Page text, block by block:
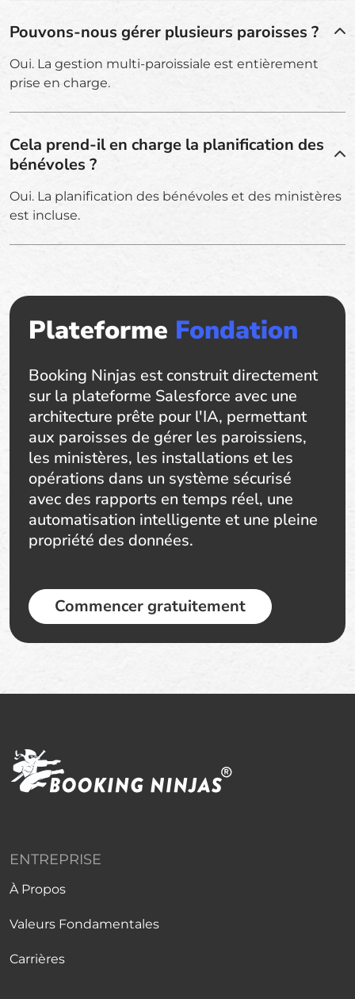
Pouvons-nous gérer plusieurs paroisses ?
Oui. La gestion multi-paroissiale est entièrement
prise en charge.
Cela prend-il en charge la planification des
bénévoles ?
Oui. La planification des bénévoles et des ministères
est incluse.
Plateforme Fondation
Booking Ninjas est construit directement
sur la plateforme Salesforce avec une
architecture prête pour l'IA, permettant
aux paroisses de gérer les paroissiens,
les ministères, les installations et les
opérations dans un système sécurisé
avec des rapports en temps réel, une
automatisation intelligente et une pleine
propriété des données.
Commencer gratuitement
ENTREPRISE
À Propos
Valeurs Fondamentales
Carrières